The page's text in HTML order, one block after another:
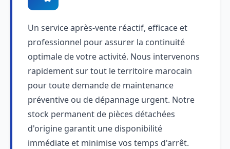
Un service après-vente réactif, efficace et
professionnel pour assurer la continuité
optimale de votre activité. Nous intervenons
rapidement sur tout le territoire marocain
pour toute demande de maintenance
préventive ou de dépannage urgent. Notre
stock permanent de pièces détachées
d'origine garantit une disponibilité
immédiate et minimise vos temps d'arrêt.